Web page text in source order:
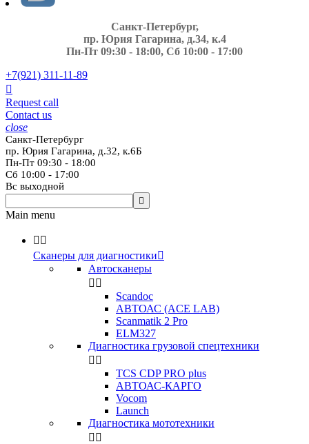
Санкт-Петербург,
пр. Юрия Гагарина, д.34, к.4
Пн-Пт 09:30 - 18:00, Сб 10:00 - 17:00
+7(921) 311-11-89

Request call
Contact us
close
Санкт-Петербург
пр. Юрия Гагарина, д.32, к.6Б
Пн-Пт 09:30 - 18:00
Сб 10:00 - 17:00
Вс выходной

Main menu
 
Сканеры для диагностики
Автосканеры
 
Scandoc
АВТОАС (ACE LAB)
Scanmatik 2 Pro
ELM327
Диагностика грузовой спецтехники
 
TCS CDP PRO plus
АВТОАС-КАРГО
Vocom
Launch
Диагностика мототехники
 